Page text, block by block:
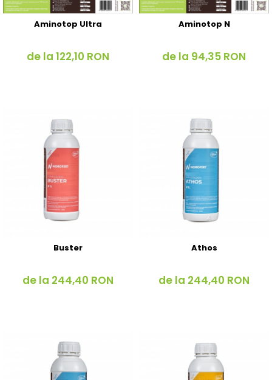
Aminotop Ultra
de la 122,10 RON
Aminotop N
de la 94,35 RON
Buster
de la 244,40 RON
Athos
de la 244,40 RON